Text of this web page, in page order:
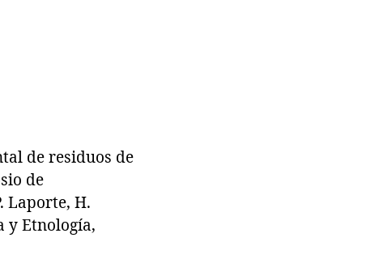
de residuos de
de
Laporte, H.
y Etnología,